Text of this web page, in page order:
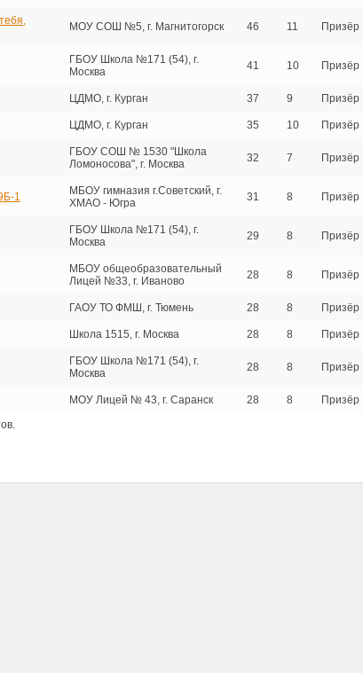
МОУ СОШ №5, г. Магнитогорск 46 11 Призёр
ГБОУ Школа №171 (54), г.
Москва
41 10 Призёр
ЦДМО, г. Курган 37 9 Призёр
ЦДМО, г. Курган 35 10 Призёр
ГБОУ СОШ № 1530 "Школа
Ломоносова", г. Москва
32 7 Призёр
1
МБОУ гимназия г.Советский, г.
ХМАО - Югра
31 8 Призёр
ГБОУ Школа №171 (54), г.
Москва
29 8 Призёр
МБОУ общеобразовательный
Лицей №33, г. Иваново
28 8 Призёр
ГАОУ ТО ФМШ, г. Тюмень 28 8 Призёр
Школа 1515, г. Москва 28 8 Призёр
ГБОУ Школа №171 (54), г.
Москва
28 8 Призёр
МОУ Лицей № 43, г. Саранск 28 8
Призёр